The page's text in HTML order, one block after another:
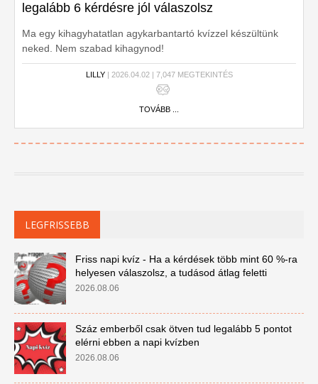
legalább 6 kérdésre jól válaszolsz
Ma egy kihagyhatatlan agykarbantartó kvízzel készültünk
neked. Nem szabad kihagynod!
LILLY| 2026.04.02 | 7,047 MEGTEKINTÉS
TOVÁBB ...
LEGFRISSEBB
Friss napi kvíz - Ha a kérdések több mint 60 %-ra
helyesen válaszolsz, a tudásod átlag feletti
2026.08.06
Száz emberből csak ötven tud legalább 5 pontot
elérni ebben a napi kvízben
2026.08.06